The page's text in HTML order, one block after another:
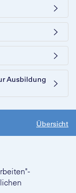
Ausbildung
Übersicht
-